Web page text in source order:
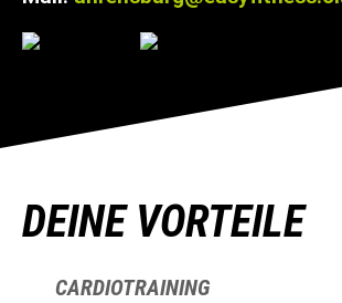
DEINE VORTEILE
CARDIOTRAINING